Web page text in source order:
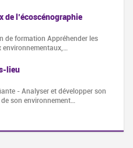
de l’écoscénographie
de formation Appréhender les
lieu
- Analyser et développer son
son environnement…